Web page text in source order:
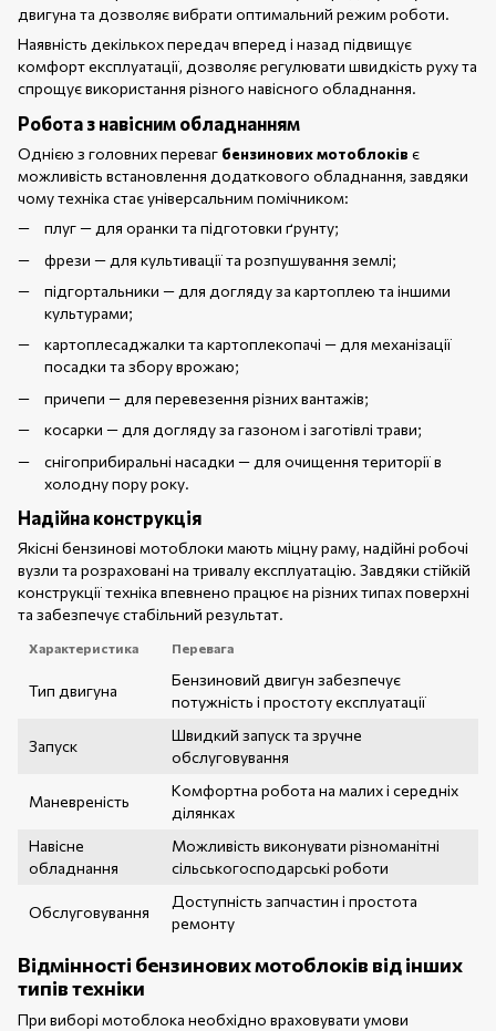
двигуна та дозволяє вибрати оптимальний режим роботи.
Наявність декількох передач вперед і назад підвищує
комфорт експлуатації, дозволяє регулювати швидкість руху та
спрощує використання різного навісного обладнання.
Робота з навісним обладнанням
Однією з головних переваг бензинових мотоблоків є
можливість встановлення додаткового обладнання, завдяки
чому техніка стає універсальним помічником:
плуг — для оранки та підготовки ґрунту;
фрези — для культивації та розпушування землі;
підгортальники — для догляду за картоплею та іншими
культурами;
картоплесаджалки та картоплекопачі — для механізації
посадки та збору врожаю;
причепи — для перевезення різних вантажів;
косарки — для догляду за газоном і заготівлі трави;
снігоприбиральні насадки — для очищення території в
холодну пору року.
Надійна конструкція
Якісні бензинові мотоблоки мають міцну раму, надійні робочі
вузли та розраховані на тривалу експлуатацію. Завдяки стійкій
конструкції техніка впевнено працює на різних типах поверхні
та забезпечує стабільний результат.
Характеристика Перевага
Тип двигуна
Бензиновий двигун забезпечує
потужність і простоту експлуатації
Запуск
Швидкий запуск та зручне
обслуговування
Маневреність
Комфортна робота на малих і середніх
ділянках
Навісне
обладнання
Можливість виконувати різноманітні
сільськогосподарські роботи
Обслуговування
Доступність запчастин і простота
ремонту
Відмінності бензинових мотоблоків від інших
типів техніки
При виборі мотоблока необхідно враховувати умови